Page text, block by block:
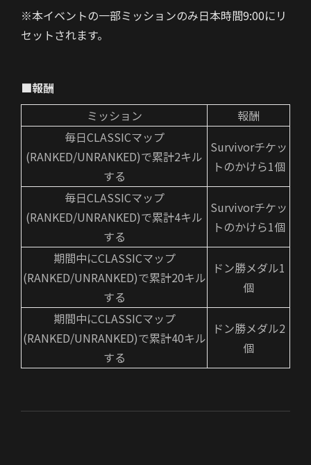
※本イベントの一部ミッションのみ日本時間9:00にリ
セットされます。
■報酬
ミッション
報酬
毎日CLASSICマップ
(RANKED/UNRANKED)で累計2キル
する
Survivorチケッ
トのかけら1個
毎日CLASSICマップ
(RANKED/UNRANKED)で累計4キル
する
Survivorチケッ
トのかけら1個
期間中にCLASSICマップ
(RANKED/UNRANKED)で累計20キル
する
ドン勝メダル1
個
期間中にCLASSICマップ
(RANKED/UNRANKED)で累計40キル
する
ドン勝メダル2
個